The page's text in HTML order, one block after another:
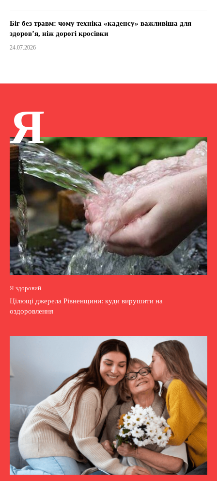
Біг без травм: чому техніка «каденсу» важливіша для
здоров’я, ніж дорогі кросівки
24.07.2026
Я
Я здоровий
Цілющі джерела Рівненщини: куди вирушити на
оздоровлення